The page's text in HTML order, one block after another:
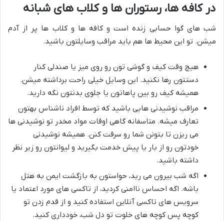
در کافه ها، رستوران ها و کلاب های شبانه
شب های گوا حسابی زنده است و کافه ها و کلاب ها پر از آدم
میشن. تو این محیط ها هم باید مراقب وسایلتون باشید.
هیچ وقت کیف و گوشی تون رو روی میز یا صندلی کنار
دستتون رها نکنید. این وسایل خیلی راحت برداشته میشن.
همیشه کیف رو بین پاهاتون یا جلوی بدنتون نگه دارید.
مراقب نوشیدنی هایی باشید که توسط افراد ناشناس بهتون
تعارف میشه. متاسفانه گاهی اوقات مواد مخدر تو نوشیدنی ها
می ریزن تا بتونن شما رو سرقت کنن. همیشه نوشیدنی
خودتون رو از بار یا پیش خدمت بگیرید و لیوانتون رو زیر نظر
داشته باشید.
اگه شب بیرون می رید، حواستون به بازگشت ایمن به هتل
باشه. اگه احساس ناامنی کردید، از تاکسی های مورد اعتماد یا
سرویس های تاکسی آنلاین استفاده کنید و از قدم زدن تو
کوچه پس کوچه های خلوت تو دل شب، خودداری کنید.